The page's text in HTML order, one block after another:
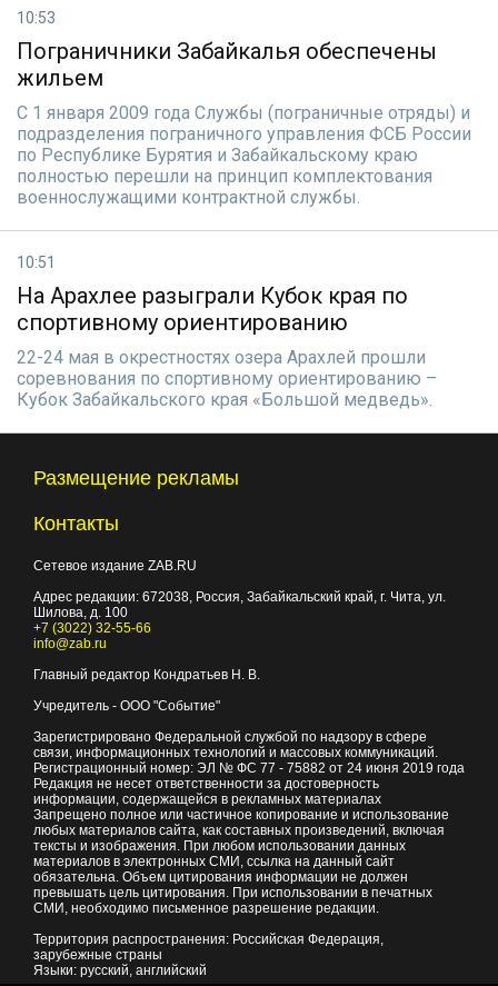
10:53
Пограничники Забайкалья обеспечены
жильем
С 1 января 2009 года Службы (пограничные отряды) и
подразделения пограничного управления ФСБ России
по Республике Бурятия и Забайкальскому краю
полностью перешли на принцип комплектования
военнослужащими контрактной службы.
10:51
На Арахлее разыграли Кубок края по
спортивному ориентированию
22-24 мая в окрестностях озера Арахлей прошли
соревнования по спортивному ориентированию –
Кубок Забайкальского края «Большой медведь».
Размещение рекламы
Контакты
Сетевое издание ZAB.RU
Адрес редакции: 672038, Россия, Забайкальский край, г. Чита, ул.
Шилова, д. 100
+7 (3022) 32-55-66
info@zab.ru
Главный редактор Кондратьев Н. В.
Учредитель - ООО "Событие"
Зарегистрировано Федеральной службой по надзору в сфере
связи, информационных технологий и массовых коммуникаций.
Регистрационный номер: ЭЛ № ФС 77 - 75882 от 24 июня 2019 года
Редакция не несет ответственности за достоверность
информации, содержащейся в рекламных материалах
Запрещено полное или частичное копирование и использование
любых материалов сайта, как составных произведений, включая
тексты и изображения. При любом использовании данных
материалов в электронных СМИ, ссылка на данный сайт
обязательна. Объем цитирования информации не должен
превышать цель цитирования. При использовании в печатных
СМИ, необходимо письменное разрешение редакции.
Территория распространения: Российская Федерация,
зарубежные страны
Языки: русский, английский